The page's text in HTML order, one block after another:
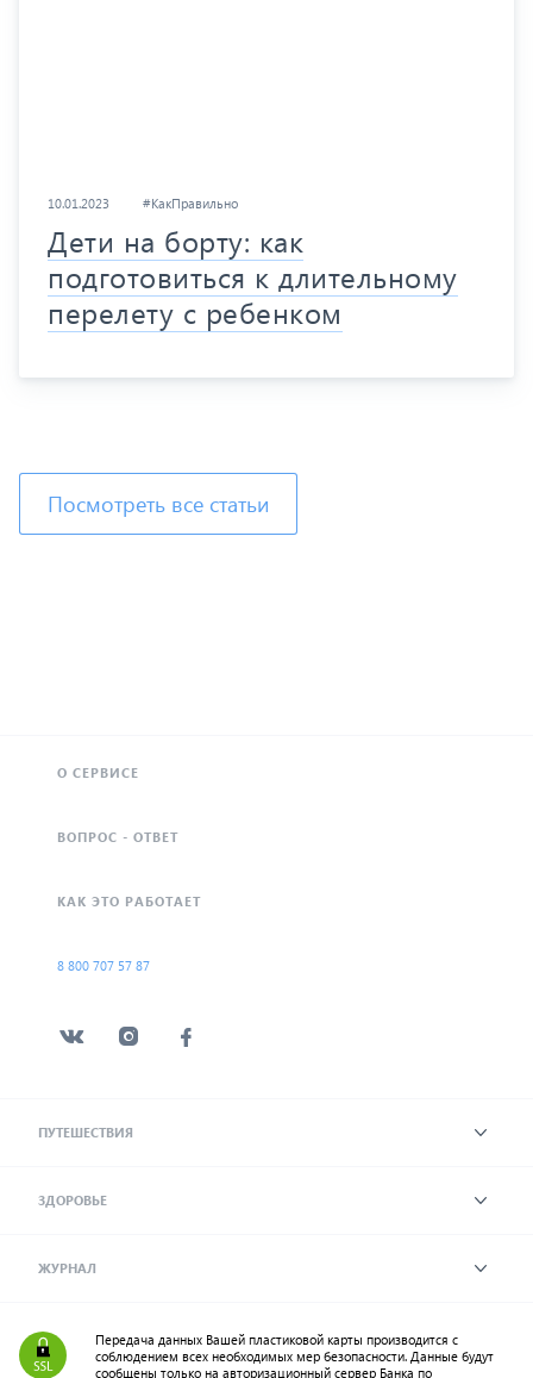
10.01.2023 #КакПравильно
Дети на борту: как
подготовиться к длительному
перелету с ребенком
Посмотреть все статьи
О СЕРВИСЕ
ВОПРОС - ОТВЕТ
КАК ЭТО РАБОТАЕТ
8 800 707 57 87
ПУТЕШЕСТВИЯ
ЗДОРОВЬЕ
ЖУРНАЛ
Передача данных Вашей пластиковой карты производится с
соблюдением всех необходимых мер безопасности. Данные будут
сообщены только на авторизационный сервер Банка по